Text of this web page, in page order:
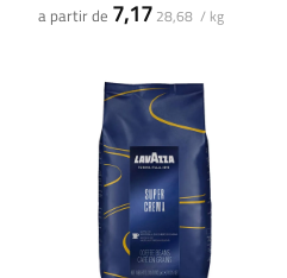
a partir de 7,17 28,68 / kg